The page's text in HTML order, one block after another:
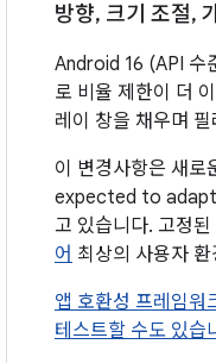
방향, 크기 조절,
Android 16 (API 수
로 비율 제한이 더
레이 창을 채우며
이 변경사항은 새로
expected to adapt
고 있습니다. 고정
어 최상의 사용자
앱 호환성 프레임워
테스트할 수도 있습